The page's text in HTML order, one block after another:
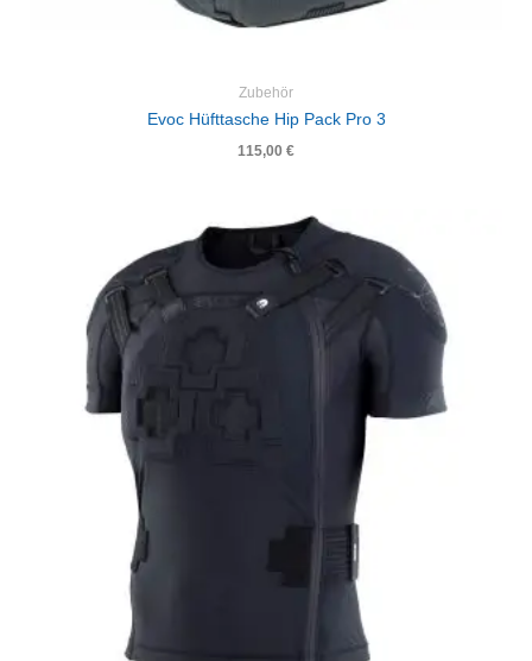
Zubehör
Evoc Hüfttasche Hip Pack Pro 3
115,00 €